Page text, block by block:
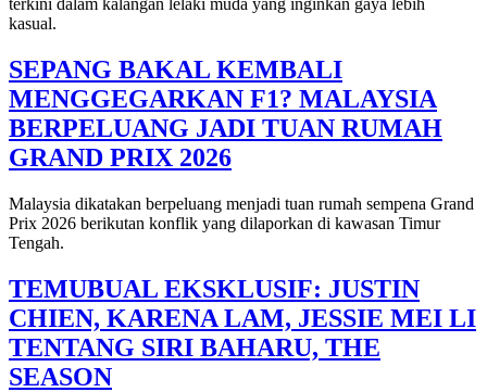
terkini dalam kalangan lelaki muda yang inginkan gaya lebih
kasual.
SEPANG BAKAL KEMBALI
MENGGEGARKAN F1? MALAYSIA
BERPELUANG JADI TUAN RUMAH
GRAND PRIX 2026
Malaysia dikatakan berpeluang menjadi tuan rumah sempena Grand
Prix 2026 berikutan konflik yang dilaporkan di kawasan Timur
Tengah.
TEMUBUAL EKSKLUSIF: JUSTIN
CHIEN, KARENA LAM, JESSIE MEI LI
TENTANG SIRI BAHARU, THE
SEASON